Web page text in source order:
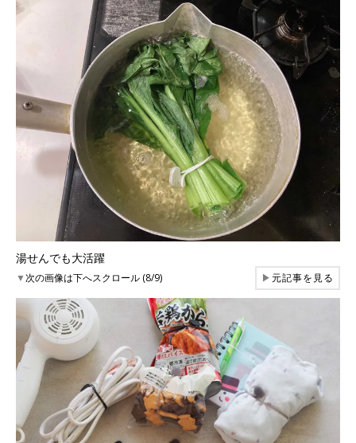
湯せんでも大活躍
▼次の画像は下へスクロール (8/9) ▶元記事を見る